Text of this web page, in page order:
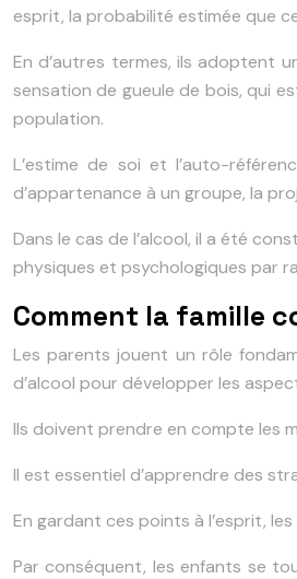
esprit, la probabilité estimée que
En d’autres termes, ils adoptent
sensation de gueule de bois, qui
population.
L’estime de soi et l’auto-
d’appartenance à un groupe, la
Dans le cas de l’alcool, il a été
physiques et psychologiques par
Comment la famille
Les parents jouent un rôle
d’alcool pour développer les
Ils doivent prendre en compte les
Il est essentiel d’apprendre des
En gardant ces points à l’esprit,
Par conséquent, les enfants se